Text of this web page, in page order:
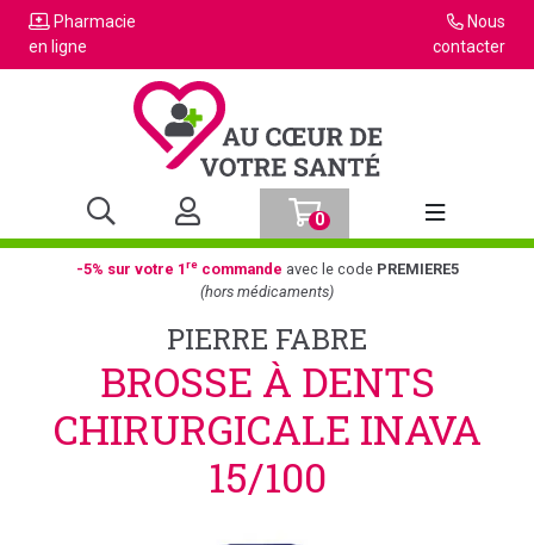
Pharmacie
en ligne
Nous
contacter
0
Afficher la
-5% sur votre 1recommande avec le code PREMIERE5
(hors médicaments)
PIERRE FABRE
BROSSE À DENTS
CHIRURGICALE INAVA
15/100